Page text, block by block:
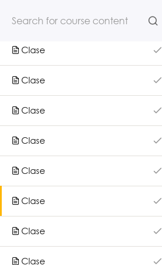
Clase
Clase
Clase
Clase
Clase
Clase
Clase
Clase
Clase
virtuales. Súmate a Mednet y haz
práctica.
Inicio
Cursos